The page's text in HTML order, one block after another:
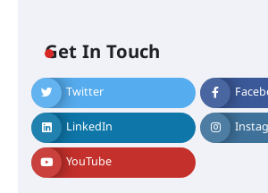
Get In Touch
Twitter
LinkedIn
YouTube
എം.ജി.
ഇംഗ്ളീഷ്
ഡോക്ടറേറ്റ് നേടിയ